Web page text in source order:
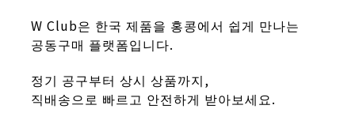
W Club은 한국 제품을 홍콩에서 쉽게 만나는
공동구매 플랫폼입니다.
정기 공구부터 상시 상품까지,
직배송으로 빠르고 안전하게 받아보세요.